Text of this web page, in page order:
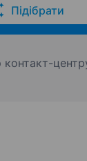
Підібрати